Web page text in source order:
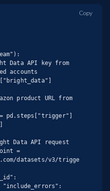
accounts
datasets/v3/trigge
"include_errors":
Copy